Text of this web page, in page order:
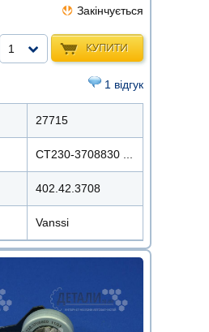
Закінчується
КУПИТИ
1
1 відгук
27715
СТ230-3708830 ...
402.42.3708
Vanssi